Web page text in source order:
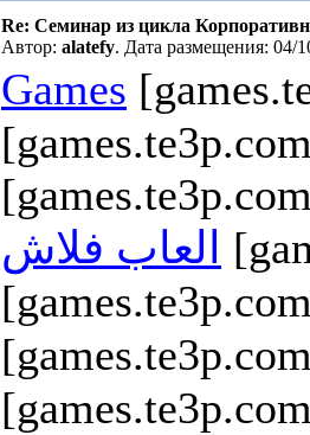
Re: Cеминар из цикла
Автор: alatefy. Дата размещения: 04/
Games
العاب فلاش